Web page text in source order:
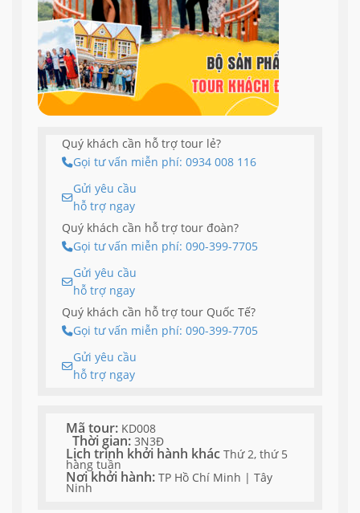
Quý khách cần hỗ trợ tour lẻ?
Gọi tư vấn miễn phí: 0934 008 116
Gửi yêu cầu
hỗ trợ ngay
Quý khách cần hỗ trợ tour đoàn?
Gọi tư vấn miễn phí: 090-399-7705
Gửi yêu cầu
hỗ trợ ngay
Quý khách cần hỗ trợ tour Quốc Tế?
Gọi tư vấn miễn phí: 090-399-7705
Gửi yêu cầu
hỗ trợ ngay
Mã tour: KD008
Thời gian: 3N3Đ
Lịch trình khởi hành khác Thứ 2, thứ 5
hàng tuần
Nơi khởi hành: TP Hồ Chí Minh | Tây
Ninh